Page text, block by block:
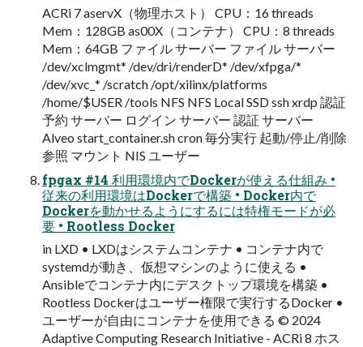
ACRi 7 aservX（物理ホスト） CPU：16 threads
Mem：128GB as00X（コンテナ） CPU：8 threads
Mem：64GB ファイル サーバー ファイル サーバー
/dev/xclmgmt* /dev/dri/renderD* /dev/xfpga/*
/dev/xvc_* /scratch /opt/xilinx/platforms
/home/$USER /tools NFS NFS Local SSD ssh xrdp 認証
予約 サーバー ログイン サーバー 認証 サーバー
Alveo start_container.sh cron 毎分実行 起動/停止/削除
参照 マウント NIS ユーザー
fpgax #14 利用環境内でDockerが使える仕組み •
従来の利用環境はDockerで構築 • Docker内で
Dockerを動かせるようにするには特権モードが必
要 • Rootless Docker
in LXD • LXDはシステムコンテナ • コンテナ内で
systemdが動き、仮想マシンのように使える •
Ansibleでコンテナ内にデスクトップ環境を構築 •
Rootless Dockerはユーザー権限で実行するDocker •
ユーザーが自由にコンテナを使用できる ©︎ 2024
Adaptive Computing Research Initiative - ACRi 8 ホス